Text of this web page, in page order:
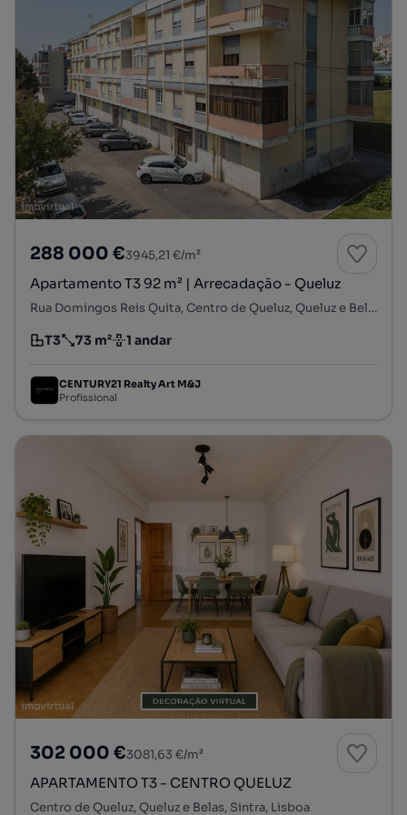
288 000 €3945,21 €/m²
Apartamento T3 92 m² | Arrecadação - Queluz
Rua Domingos Reis Quita, Centro de Queluz, Queluz e Belas, Sintra, Lisboa
Tipologia
T3
Preço por metro quadrado
73 m²
Andar 1 andar
CENTURY21 Realty Art M&J
Profissional
302 000 €3081,63 €/m²
APARTAMENTO T3 - CENTRO QUELUZ
Centro de Queluz, Queluz e Belas, Sintra, Lisboa